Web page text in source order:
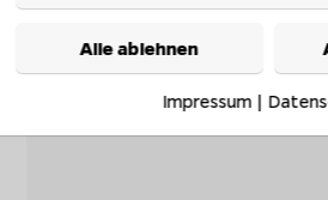
Alle ablehnen
Impressum|